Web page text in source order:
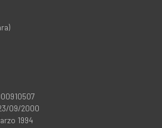
09/2000
1994